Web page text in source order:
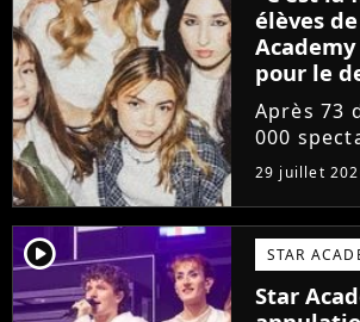
Schaff.
élèves
pour le
de la
Après 73
000
tournée
Academy
terminer
larmes.
sociaux,
29 juillet
player2 STAR
Star